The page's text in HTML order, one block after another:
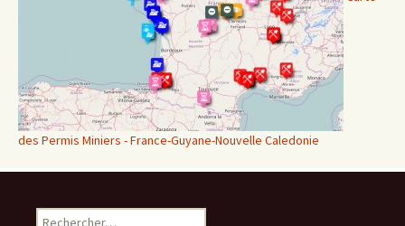
des Permis Miniers - France-Guyane-Nouvelle Caledonie
Rechercher :